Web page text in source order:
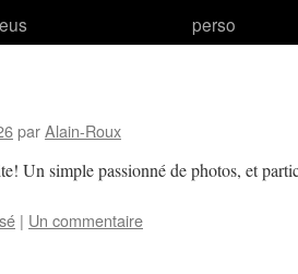
perso
parAlain-Roux
Un simple passionné de photos, et
| Un commentaire